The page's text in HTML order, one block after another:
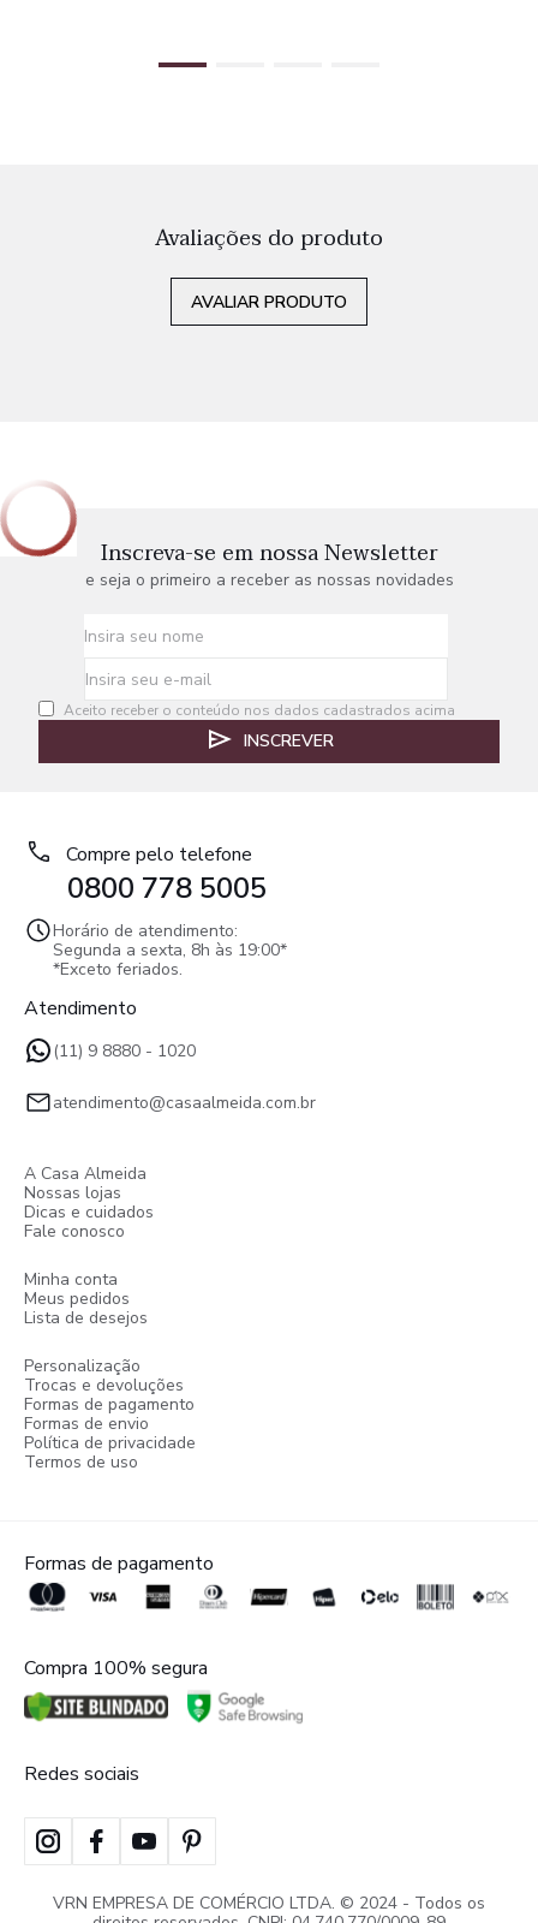
Avaliações do produto
AVALIAR PRODUTO
Inscreva-se em nossa Newsletter
e seja o primeiro a receber as nossas novidades
Aceito receber o conteúdo nos dados cadastrados acima
INSCREVER
Compre pelo telefone
0800 778 5005
Horário de atendimento:
Segunda a sexta, 8h às 19:00*
*Exceto feriados.
Atendimento
(11) 9 8880 - 1020
atendimento@casaalmeida.com.br
A Casa Almeida
Nossas lojas
Dicas e cuidados
Fale conosco
Minha conta
Meus pedidos
Lista de desejos
Personalização
Trocas e devoluções
Formas de pagamento
Formas de envio
Política de privacidade
Termos de uso
Formas de pagamento
Compra 100% segura
Redes sociais
VRN EMPRESA DE COMÉRCIO LTDA. © 2024 - Todos os